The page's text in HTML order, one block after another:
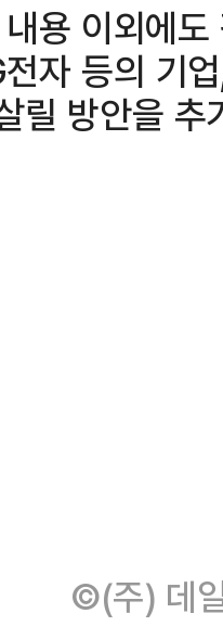
용 이외에
자 등의 기
릴 방안을
©(주) 데